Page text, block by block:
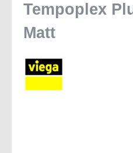
Tempoplex
Matt